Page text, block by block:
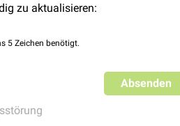
zu aktualisieren:
5 Zeichen benötigt.
Absenden